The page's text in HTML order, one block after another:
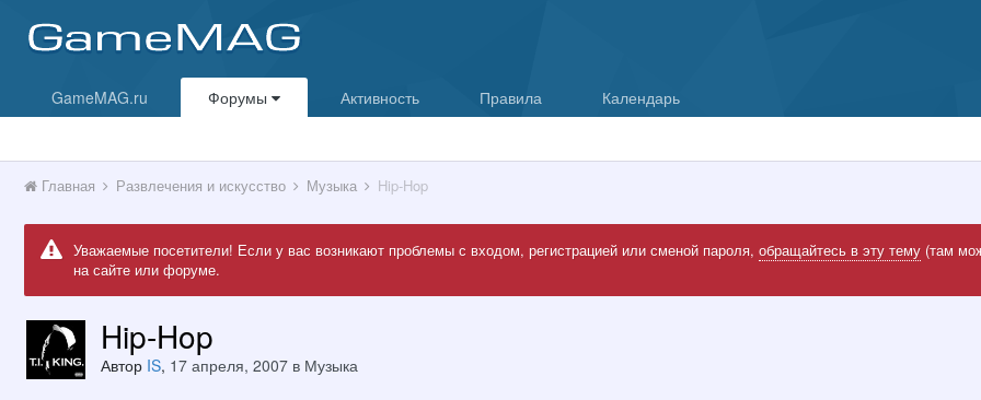
GameMAG.ru Форумы Активность Правила Календарь
Главная Развлечения и искусство Музыка Hip-Hop
Уважаемые посетители! Если у вас возникают проблемы с входом, регистрацией или сменой пароля, обращайтесь в эту тему(там
на сайте или форуме.
Hip-Hop
Автор IS, 17 апреля, 2007в Музыка